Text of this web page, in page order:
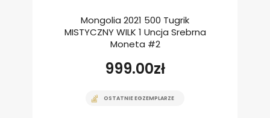
Mongolia 2021 500 Tugrik
MISTYCZNY WILK 1 Uncja Srebrna
Moneta #2
999.00zł
OSTATNIE EGZEMPLARZE